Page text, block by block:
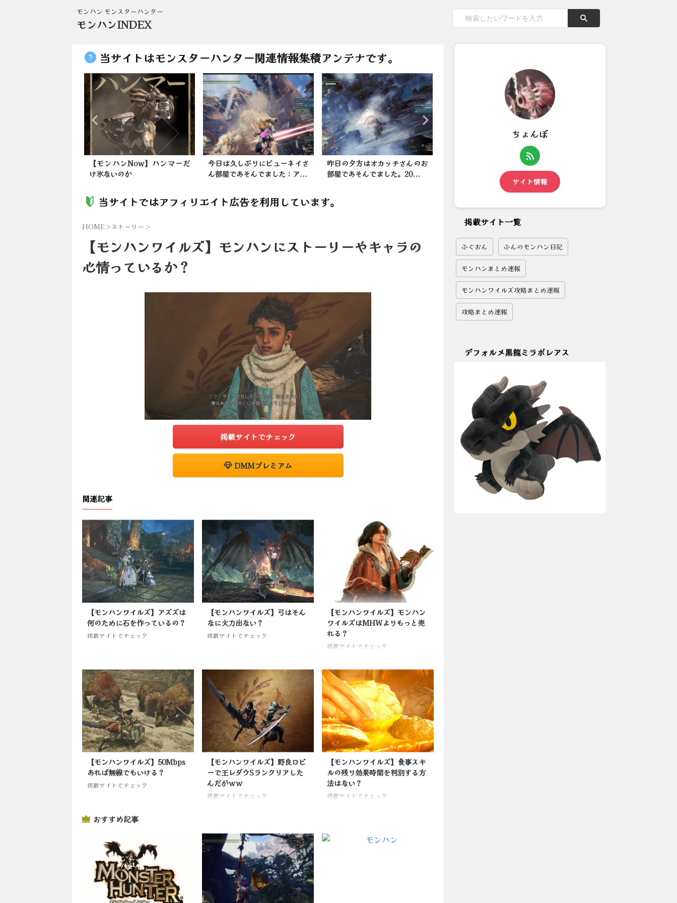
モンハン モンスターハンター
モンハンINDEX
当サイトはモンスターハンター関連情報集積アンテナです。
【モンハンNow】ハンマーだ
け氷ないのか
今日は久しぶりにビューネイさ
ん部屋であそんでました：ア...
昨日の夕方はオカッチさんのお
部屋であそんでました。20...
【モンハンワイルズ】会心率て
火力のために上げるんちゃう...
当サイトではアフィリエイト広告を利用しています。
HOME >ストーリー >
【モンハンワイルズ】モンハンにストーリーやキャラの
心情っているか？
掲載サイトでチェック
DMMプレミアム
関連記事
【モンハンワイルズ】アズズは
何のために石を作っているの？
掲載サイトでチェック
【モンハンワイルズ】弓はそん
なに火力出ない？
掲載サイトでチェック
【モンハンワイルズ】モンハン
ワイルズはMHWよりもっと売
れる？
掲載サイトでチェック
【モンハンワイルズ】50Mbps
あれば無線でもいける？
掲載サイトでチェック
【モンハンワイルズ】野良ロビ
ーで王レダウSランクリアした
んだがｗｗ
掲載サイトでチェック
【モンハンワイルズ】食事スキ
ルの残り効果時間を判別する方
法はない？
掲載サイトでチェック
おすすめ記事
ちょんぼ
サイト情報
掲載サイト一覧
ふぐおん ふんのモンハン日記
モンハンまとめ速報
モンハンワイルズ攻略まとめ速報
攻略まとめ速報
デフォルメ黒龍ミラボレアス